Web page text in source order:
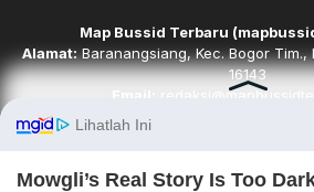
Map Bussid Terbaru
Alamat:Baranangsiang, Kec. Bogor Tim.,
16143